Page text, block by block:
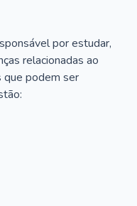
por estudar,
relacionadas ao
que podem ser